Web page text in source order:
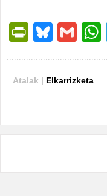
Atalak | Elkarrizketa